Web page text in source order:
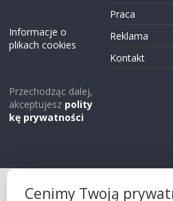
Informacje o
plikach cookies
Przechodząc dalej,
akceptujesz polity
kę prywatności
Praca
Reklama
Kontakt
Projekt strony
Cenimy Twoją